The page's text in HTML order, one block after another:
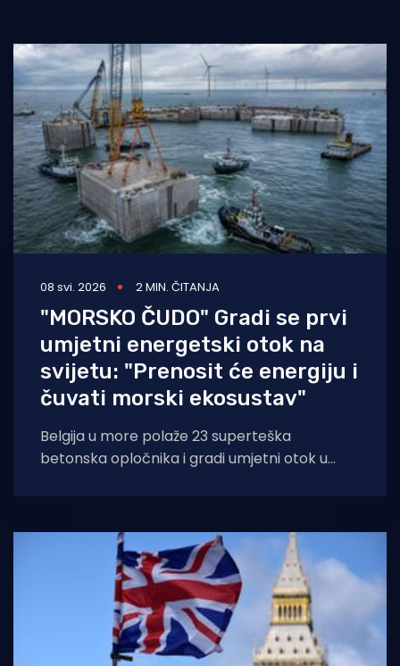
Otoci
Turizam i nautika
Pomorstvo
Ribolov
Ekologija
Tradicija i kultura
08 svi. 2026 2 MIN. ČITANJA
"MORSKO ČUDO" Gradi se prvi
umjetni energetski otok na
svijetu: "Prenosit će energiju i
čuvati morski ekosustav"
Belgija u more polaže 23 superteška
betonska opločnika i gradi umjetni otok u
prijenos